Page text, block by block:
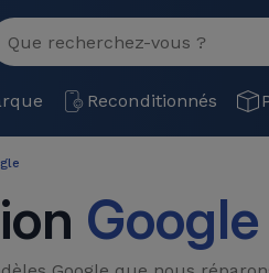
Reconditionnés
Google